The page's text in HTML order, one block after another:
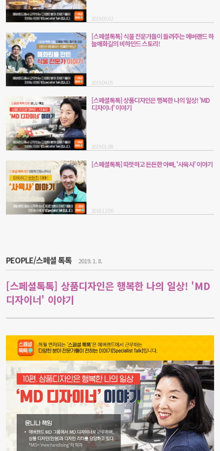
2019.05.02
[스페셜톡톡] 식물 전문가들이 들려주는 에버랜드 하
늘매화길의 비하인드 스토리!
2019.04.05
[스페셜톡톡] 상품디자인은 행복한 나의 일상! 'MD
디자이너' 이야기
2019.01.08
[스페셜톡톡] 따뜻하고 든든한 아빠, '사육사' 이야기
2018.12.06
PEOPLE/스페셜 톡톡 2019. 1. 8.
[스페셜톡톡] 상품디자인은 행복한 나의 일상! 'MD
디자이너' 이야기